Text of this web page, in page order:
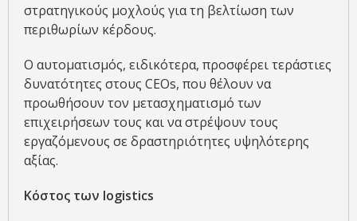
στρατηγικούς μοχλούς για τη βελτίωση των
περιθωρίων κέρδους.
Ο αυτοματισμός, ειδικότερα, προσφέρει τεράστιες
δυνατότητες στους CEOs, που θέλουν να
προωθήσουν τον μετασχηματισμό των
επιχειρήσεων τους και να στρέψουν τους
εργαζόμενους σε δραστηριότητες υψηλότερης
αξίας.
Κόστος των logistics